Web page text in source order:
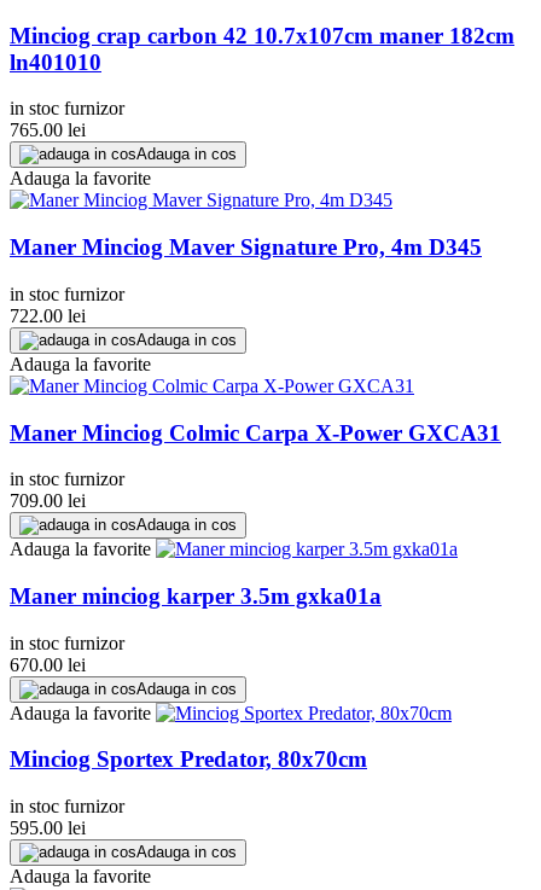
Minciog crap carbon 42 10.7x107cm maner 182cm
ln401010
in stoc furnizor
765.00 lei
Adauga in cos
Adauga la favorite
Maner Minciog Maver Signature Pro, 4m D345
in stoc furnizor
722.00 lei
Adauga in cos
Adauga la favorite
Maner Minciog Colmic Carpa X-Power GXCA31
in stoc furnizor
709.00 lei
Adauga in cos
Adauga la favorite
Maner minciog karper 3.5m gxka01a
in stoc furnizor
670.00 lei
Adauga in cos
Adauga la favorite
Minciog Sportex Predator, 80x70cm
in stoc furnizor
595.00 lei
Adauga in cos
Adauga la favorite